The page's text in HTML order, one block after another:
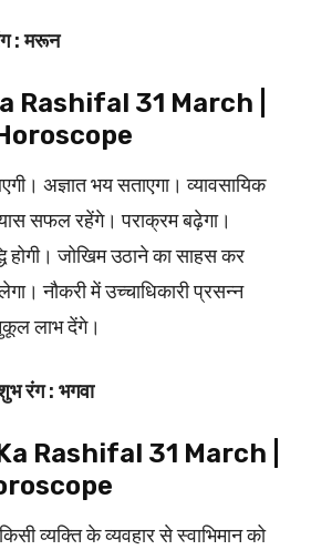
: मरून
Rashifal 31 March |
अज्ञात भय सताएगा। व्यावसायिक
सफल रहेंगे। पराक्रम बढ़ेगा।
होगी। जोखिम उठाने का साहस कर
नौकरी में उच्च‍ाधिकारी प्रसन्न
लाभ देंगे।
रंग : भगवा
Rashifal 31 March |
व्यक्ति के व्यवहार से स्वाभिमान को